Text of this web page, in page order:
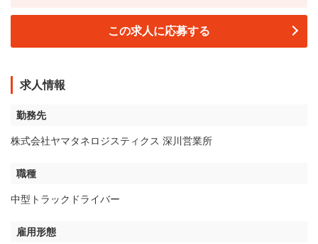
この求人に応募する
求人情報
勤務先
株式会社ヤマタネロジスティクス 深川営業所
職種
中型トラックドライバー
雇用形態